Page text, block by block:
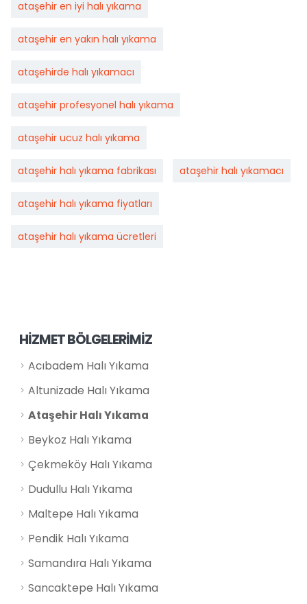
ataşehir en iyi halı yıkama
ataşehir en yakın halı yıkama
ataşehirde halı yıkamacı
ataşehir profesyonel halı yıkama
ataşehir ucuz halı yıkama
ataşehir halı yıkama fabrikası ataşehir halı yıkamacı
ataşehir halı yıkama fiyatları
ataşehir halı yıkama ücretleri
HİZMET BÖLGELERİMİZ
Acıbadem Halı Yıkama
Altunizade Halı Yıkama
Ataşehir Halı Yıkama
Beykoz Halı Yıkama
Çekmeköy Halı Yıkama
Dudullu Halı Yıkama
Maltepe Halı Yıkama
Pendik Halı Yıkama
Samandıra Halı Yıkama
Sancaktepe Halı Yıkama